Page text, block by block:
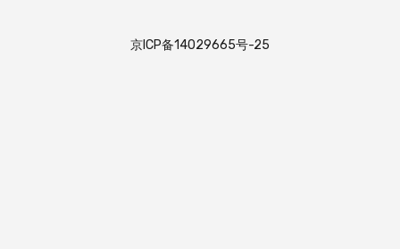
京ICP备14029665号-25